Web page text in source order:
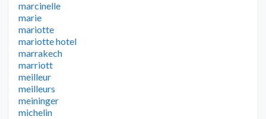
marcinelle
marie
mariotte
mariotte hotel
marrakech
marriott
meilleur
meilleurs
meininger
michelin